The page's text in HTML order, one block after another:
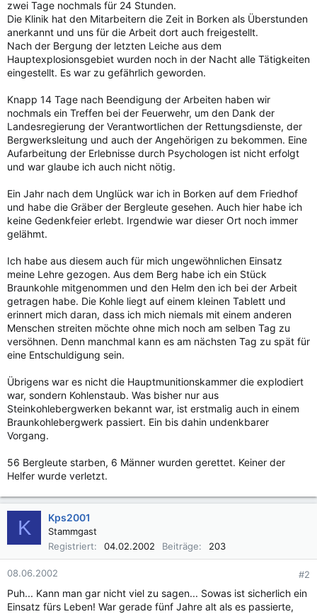
zwei Tage nochmals für 24 Stunden.
Die Klinik hat den Mitarbeitern die Zeit in Borken als Überstunden
anerkannt und uns für die Arbeit dort auch freigestellt.
Nach der Bergung der letzten Leiche aus dem
Hauptexplosionsgebiet wurden noch in der Nacht alle Tätigkeiten
eingestellt. Es war zu gefährlich geworden.
Knapp 14 Tage nach Beendigung der Arbeiten haben wir
nochmals ein Treffen bei der Feuerwehr, um den Dank der
Landesregierung der Verantwortlichen der Rettungsdienste, der
Bergwerksleitung und auch der Angehörigen zu bekommen. Eine
Aufarbeitung der Erlebnisse durch Psychologen ist nicht erfolgt
und war glaube ich auch nicht nötig.
Ein Jahr nach dem Unglück war ich in Borken auf dem Friedhof
und habe die Gräber der Bergleute gesehen. Auch hier habe ich
keine Gedenkfeier erlebt. Irgendwie war dieser Ort noch immer
gelähmt.
Ich habe aus diesem auch für mich ungewöhnlichen Einsatz
meine Lehre gezogen. Aus dem Berg habe ich ein Stück
Braunkohle mitgenommen und den Helm den ich bei der Arbeit
getragen habe. Die Kohle liegt auf einem kleinen Tablett und
erinnert mich daran, dass ich mich niemals mit einem anderen
Menschen streiten möchte ohne mich noch am selben Tag zu
versöhnen. Denn manchmal kann es am nächsten Tag zu spät für
eine Entschuldigung sein.
Übrigens war es nicht die Hauptmunitionskammer die explodiert
war, sondern Kohlenstaub. Was bisher nur aus
Steinkohlebergwerken bekannt war, ist erstmalig auch in einem
Braunkohlebergwerk passiert. Ein bis dahin undenkbarer
Vorgang.
56 Bergleute starben, 6 Männer wurden gerettet. Keiner der
Helfer wurde verletzt.
K Kps2001
Stammgast
Registriert
04.02.2002 Beiträge 203
08.06.2002 #2
Puh... Kann man gar nicht viel zu sagen... Sowas ist sicherlich ein
Einsatz fürs Leben! War gerade fünf Jahre alt als es passierte,